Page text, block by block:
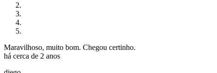
Maravilhoso, muito bom. Chegou certinho.
há cerca de 2 anos